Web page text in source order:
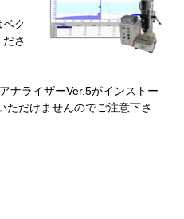
ク
ださ
ナライザーVer.5がインストー
ただけませんのでご注意下さ